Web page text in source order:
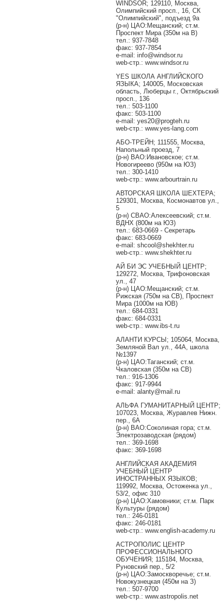
WINDSOR; 129110, Москва,
Олимпийский просп., 16, СК
"Олимпийский", подъезд 9а
(р-н) ЦАО:Мещанский; ст.м.
Проспект Мира (350м на В)
тел.: 937-7848
факс: 937-7854
e-mail: info@windsor.ru
web-стр.: www.windsor.ru
YES ШКОЛА АНГЛИЙСКОГО
ЯЗЫКА; 140005, Московская
область, Люберцы г., Октябрьский
просп., 136
тел.: 503-1100
факс: 503-1100
e-mail: yes20@progteh.ru
web-стр.: www.yes-lang.com
АБО-ТРЕЙН; 111555, Москва,
Напольный проезд, 7
(р-н) ВАО:Ивановское; ст.м.
Новогиреево (950м на ЮЗ)
тел.: 300-1410
web-стр.: www.arbourtrain.ru
АВТОРСКАЯ ШКОЛА ШЕХТЕРА;
129301, Москва, Космонавтов ул.,
5
(р-н) СВАО:Алексеевский; ст.м.
ВДНХ (800м на ЮЗ)
тел.: 683-0669 - Секретарь
факс: 683-0669
e-mail: shcool@shekhter.ru
web-стр.: www.shekhter.ru
АЙ БИ ЭС УЧЕБНЫЙ ЦЕНТР;
129272, Москва, Трифоновская
ул., 47
(р-н) ЦАО:Мещанский; ст.м.
Рижская (750м на СВ), Проспект
Мира (1000м на ЮВ)
тел.: 684-0331
факс: 684-0331
web-стр.: www.ibs-t.ru
АЛАНТИ КУРСЫ; 105064, Москва,
Земляной Вал ул., 44А, школа
№1397
(р-н) ЦАО:Таганский; ст.м.
Чкаловская (350м на СВ)
тел.: 916-1306
факс: 917-9944
e-mail: alanty@mail.ru
АЛЬФА ГУМАНИТАРНЫЙ ЦЕНТР;
107023, Москва, Журавлев Нижн.
пер., 6А
(р-н) ВАО:Соколиная гора; ст.м.
Электрозаводская (рядом)
тел.: 369-1698
факс: 369-1698
АНГЛИЙСКАЯ АКАДЕМИЯ
УЧЕБНЫЙ ЦЕНТР
ИНОСТРАННЫХ ЯЗЫКОВ;
119992, Москва, Остоженка ул.,
53/2, офис 310
(р-н) ЦАО:Хамовники; ст.м. Парк
Культуры (рядом)
тел.: 246-0181
факс: 246-0181
web-стр.: www.english-academy.ru
АСТРОПОЛИС ЦЕНТР
ПРОФЕССИОНАЛЬНОГО
ОБУЧЕНИЯ; 115184, Москва,
Руновский пер., 5/2
(р-н) ЦАО:Замоскворечье; ст.м.
Новокузнецкая (450м на З)
тел.: 507-9700
web-стр.: www.astropolis.net